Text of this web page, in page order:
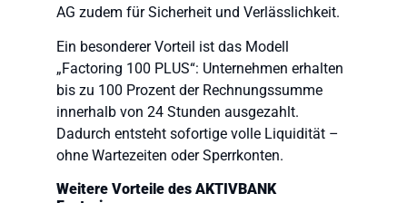
AG zudem für Sicherheit und Verlässlichkeit.
Ein besonderer Vorteil ist das Modell
„Factoring 100 PLUS“: Unternehmen erhalten
bis zu 100 Prozent der Rechnungssumme
innerhalb von 24 Stunden ausgezahlt.
Dadurch entsteht sofortige volle Liquidität –
ohne Wartezeiten oder Sperrkonten.
Weitere Vorteile des AKTIVBANK